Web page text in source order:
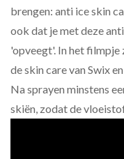
brengen: anti ice skin
ook dat je met deze
'opveegt'. In het filmpje
de skin care van Swix
Na sprayen minstens
skiën, zodat de